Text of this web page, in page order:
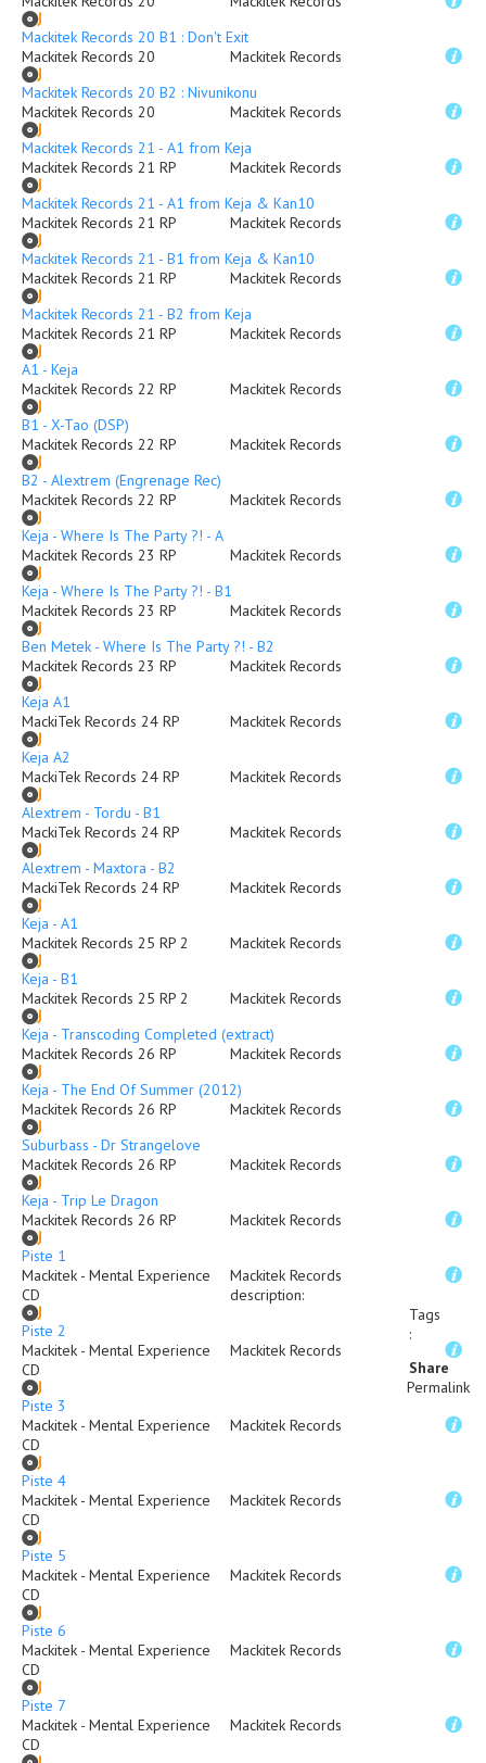
Mackitek Records 20 B1 : Don't Exit
Mackitek Records 20
Mackitek Records
Mackitek Records 20 B2 : Nivunikonu
Mackitek Records 20
Mackitek Records
Mackitek Records 21 - A1 from Keja
Mackitek Records 21 RP
Mackitek Records
Mackitek Records 21 - A1 from Keja & Kan10
Mackitek Records 21 RP
Mackitek Records
Mackitek Records 21 - B1 from Keja & Kan10
Mackitek Records 21 RP
Mackitek Records
Mackitek Records 21 - B2 from Keja
Mackitek Records 21 RP
Mackitek Records
A1 - Keja
Mackitek Records 22 RP
Mackitek Records
B1 - X-Tao (DSP)
Mackitek Records 22 RP
Mackitek Records
B2 - Alextrem (Engrenage Rec)
Mackitek Records 22 RP
Mackitek Records
Keja - Where Is The Party ?! - A
Mackitek Records 23 RP
Mackitek Records
Keja - Where Is The Party ?! - B1
Mackitek Records 23 RP
Mackitek Records
Ben Metek - Where Is The Party ?! - B2
Mackitek Records 23 RP
Mackitek Records
Keja A1
MackiTek Records 24 RP
Mackitek Records
Keja A2
MackiTek Records 24 RP
Mackitek Records
Alextrem - Tordu - B1
MackiTek Records 24 RP
Mackitek Records
Alextrem - Maxtora - B2
MackiTek Records 24 RP
Mackitek Records
Keja - A1
Mackitek Records 25 RP 2
Mackitek Records
Keja - B1
Mackitek Records 25 RP 2
Mackitek Records
Keja - Transcoding Completed (extract)
Mackitek Records 26 RP
Mackitek Records
Keja - The End Of Summer (2012)
Mackitek Records 26 RP
Mackitek Records
Suburbass - Dr Strangelove
Mackitek Records 26 RP
Mackitek Records
Keja - Trip Le Dragon
Mackitek Records 26 RP
Mackitek Records
Piste 1
Mackitek - Mental Experience
CD
Mackitek Records
Piste 2
Mackitek - Mental Experience
CD
Mackitek Records
Piste 3
Mackitek - Mental Experience
CD
Mackitek Records
Piste 4
Mackitek - Mental Experience
CD
Mackitek Records
Piste 5
Mackitek - Mental Experience
CD
Mackitek Records
Piste 6
Mackitek - Mental Experience
CD
Mackitek Records
Piste 7
Mackitek - Mental Experience
CD
Mackitek Records
description:
Tags
:
Share
Permalink